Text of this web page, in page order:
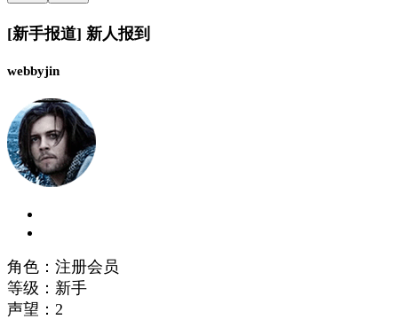
[新手报道] 新人报到
webbyjin
角色：注册会员
等级：新手
声望： 2